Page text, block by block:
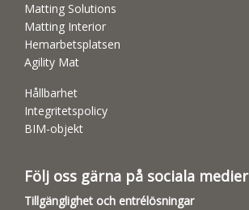
Matting Solutions
Matting Interior
Hemarbetsplatsen
Agility Mat
Hållbarhet
Integritetspolicy
BIM-objekt
Följ oss gärna på sociala medier
Tillgänglighet och entrélösningar